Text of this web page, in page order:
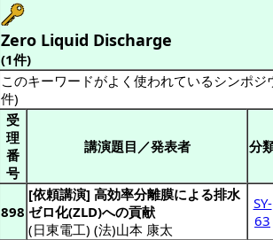
Zero Liquid Discharge
(1件)
このキーワードがよく使われているシンポ
件)
受
理
番
号
講演題目／発表者 分
898
[依頼講演] 高効率分離膜による排水
ゼロ化(ZLD)への貢献
(日東電工) (法)山本 康太
SY-
63